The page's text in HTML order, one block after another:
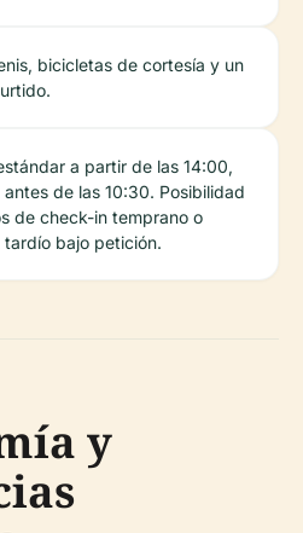
bicicletas de cortesía y un
a partir de las 14:00,
de las 10:30. Posibilidad
de check-in temprano o
bajo petición.
y